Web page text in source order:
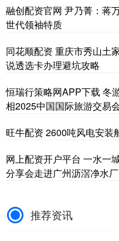
融创配资官网 尹乃菁：蒋
世代领袖特质
同花顺配资 重庆市秀山土
说透选卡办理避坑攻略
恒瑞行策略网APP下载 冬
相2025中国国际旅游交易
旺牛配资 2600吨风电安装
网上配资开户平台 一水一
分享会走进广州沥滘净水厂
推荐资讯